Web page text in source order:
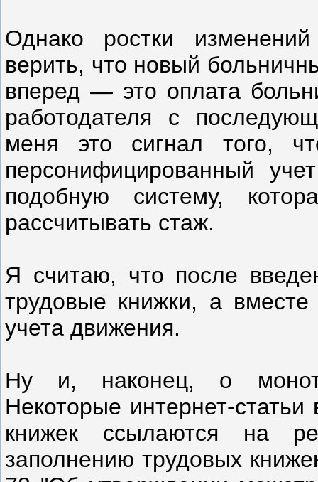
Однако ростки
верить, что новый
вперед — это оплата
работодателя с
меня это сигнал того,
персонифицированный
подобную систему,
рассчитывать стаж.
Я считаю, что после
трудовые книжки, а
учета движения.
Ну и, наконец, о
Некоторые интернет-
книжек ссылаются на
заполнению трудовых